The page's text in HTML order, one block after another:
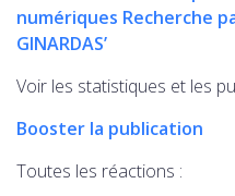
Voir les statistiques et les
Booster la publication
Toutes les réactions :